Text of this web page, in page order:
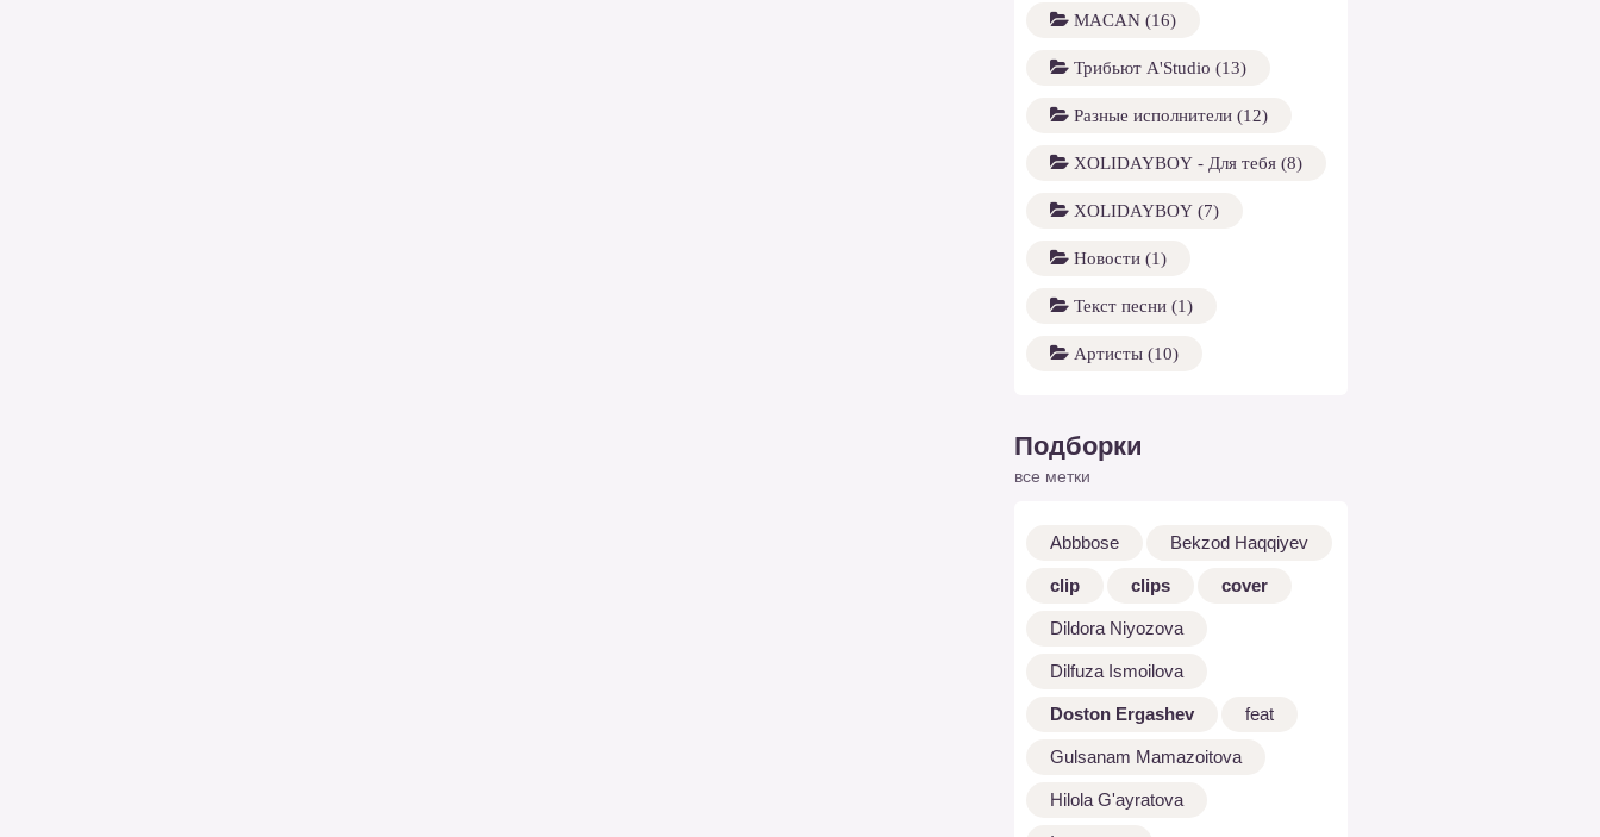
MACAN (16)
Трибьют A'Studio (13)
Разные исполнители (12)
XOLIDAYBOY - Для тебя (8)
XOLIDAYBOY (7)
Новости (1)
Текст песни (1)
Артисты (10)
Подборки
все метки
Abbbose Bekzod Haqqiyev
clip clips cover
Dildora Niyozova
Dilfuza Ismoilova
Doston Ergashev feat
Gulsanam Mamazoitova
Hilola G'ayratova